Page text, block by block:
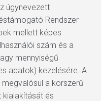
úgynevezett
Rendszer
mellett képes
szám és a
mennyiségű
adatok) kezelésére. A
a korszerű
és